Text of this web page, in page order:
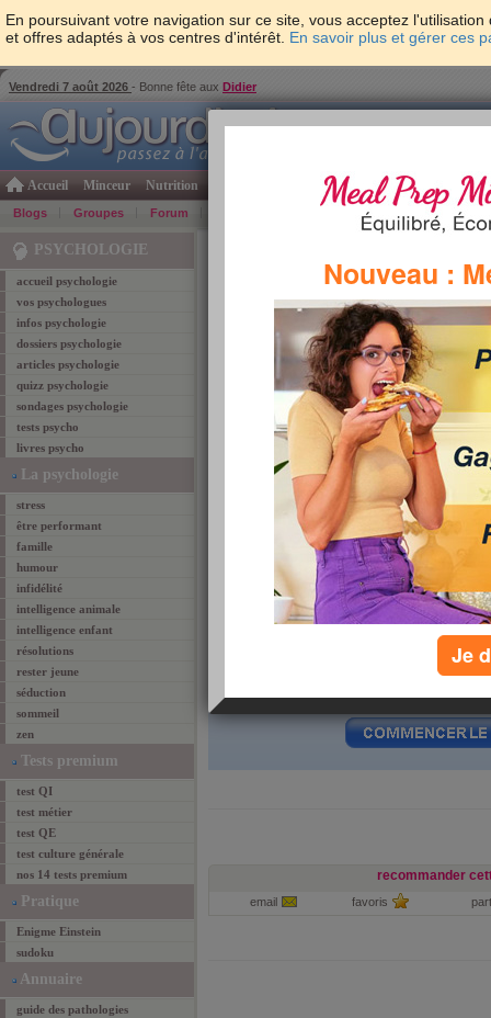
En poursuivant votre navigation sur ce site, vous acceptez
et offres adaptés à vos centres d'intérêt. En savoir plus et gérer ces
Vendredi 7 août 2026 - Bonne fête aux Didier
Accueil Minceur Nutrition Psycho & tests Forme & santé
Blogs Groupes Forum Bons Plans
PSYCHOLOGIE
accueil psychologie
vos psychologues
infos psychologie
dossiers psychologie
articles psychologie
quizz psychologie
sondages psychologie
tests psycho
livres psycho
La psychologie
stress
être performant
famille
humour
infidélité
intelligence animale
intelligence enfant
résolutions
rester jeune
séduction
sommeil
zen
Tests premium
test QI
test métier
test QE
test culture générale
nos 14 tests premium
Pratique
Enigme Einstein
sudoku
Annuaire
guide des pathologies
tests psycho
Avez-vous de la
évaluation :+229 (fait 7002 fois)
chronométré.
recommander
email favoris
Nouveau :
Je